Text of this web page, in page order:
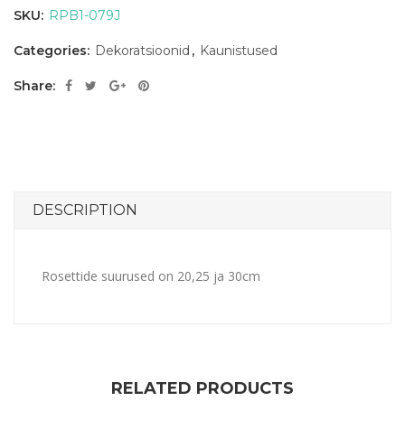
SKU: RPB1-079J
Categories: Dekoratsioonid , Kaunistused
Share:
DESCRIPTION
Rosettide suurused on 20,25 ja 30cm
RELATED PRODUCTS